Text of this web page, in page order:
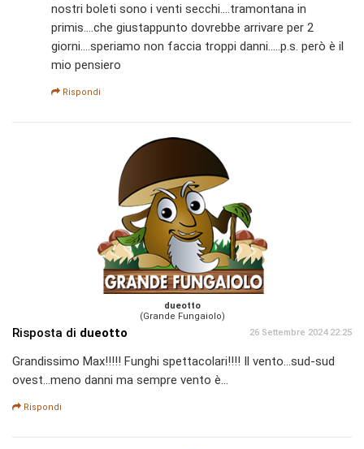
nostri boleti sono i venti secchi....tramontana in
primis....che giustappunto dovrebbe arrivare per 2
giorni....speriamo non faccia troppi danni.....p.s. però è il
mio pensiero
Rispondi
dueotto
(Grande Fungaiolo)
Risposta di dueotto 26 Settembre 2024 22:25
Grandissimo Max!!!!! Funghi spettacolari!!!! Il vento...sud-sud
ovest...meno danni ma sempre vento è...
Rispondi